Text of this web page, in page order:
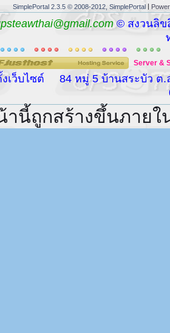
SimplePortal 2.3.5 © 2008-2012, SimplePortal |
© สงวนลิข
Server &
เว็บไซต์
84 หมู่ 5 บ้านสระบัว
านี้ถูกสร้างขึ้นภายใ